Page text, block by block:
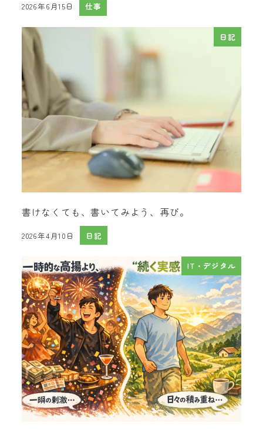
投稿日
2026年6月15日 仕事
日記
書けなくても、書いてみよう、再び。
投稿日
2026年4月10日 日記
IT・デジタル